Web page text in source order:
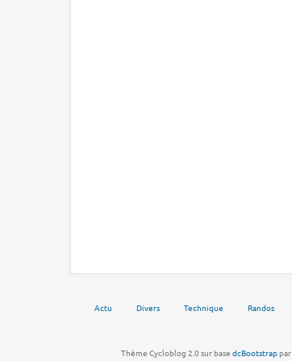
Actu Divers Technique Randos
Thème Cycloblog 2.0 sur base dcBootstrappar